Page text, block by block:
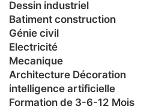
Dessin industriel
Batiment construction
Génie civil
Electricité
Mecanique
Architecture Décoration
intelligence artificielle
Formation de 3-6-12 Mois